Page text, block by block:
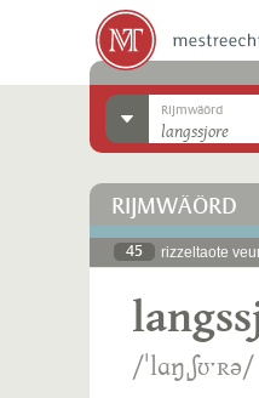
Rijmwäörd
RIJMWÄÖRD
45 rizzeltaote
/ˈlɑŋˌʃʊˑʀə/